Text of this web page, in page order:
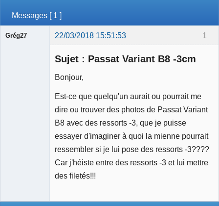
Messages [ 1 ]
1
Grég27 22/03/2018 15:51:53
Sujet : Passat Variant B8 -3cm
Bonjour,
Est-ce que quelqu'un aurait ou pourrait me
dire ou trouver des photos de Passat Variant
B8 avec des ressorts -3, que je puisse
essayer d'imaginer à quoi la mienne pourrait
ressembler si je lui pose des ressorts -3????
Car j'héiste entre des ressorts -3 et lui mettre
des filetés!!!